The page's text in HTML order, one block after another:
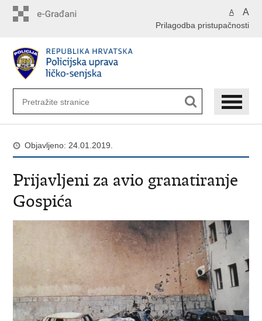
A A
Prilagodba pristupačnosti
Objavljeno: 24.01.2019.
Prijavljeni za avio granatiranje
Gospića